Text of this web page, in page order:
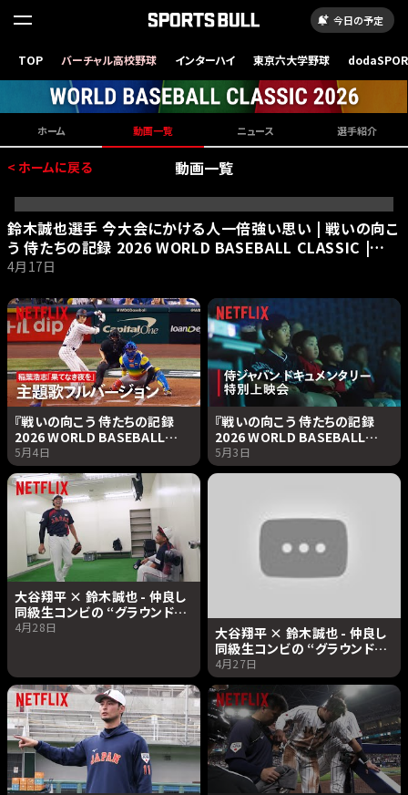
今日の予定
TOP バーチャル高校野球 インターハイ 東京六大学野球
ホーム 動画一覧 ニュース 選手紹介
< ホームに戻る 動画一覧
鈴木誠也選手 今大会にかける人一倍強い思い | 戦いの向こ
う 侍たちの記録 2026 WORLD BASEBALL CLASSIC |
Netflix Japan
4月17日
『戦いの向こう 侍たちの記録
2026 WORLD BASEBALL
CLASSIC』×稲葉浩志「果てな
き夜を」主題歌フルバージョン・
コラボPV｜Netflix Japan
5月4日
『戦いの向こう 侍たちの記録
2026 WORLD BASEBALL
CLASSIC』特別上映会の風景 |
Netflix Japan
5月3日
大谷翔平 × 鈴木誠也 - 仲良し
同級生コンビの “グラウンド外
の素顔” | 戦いの向こう 侍たち
Netflix Japan
4月28日
大谷翔平 × 鈴木誠也 - 仲良し
同級生コンビの “グラウンド外
の素顔”| 戦いの向こう 侍たち
の記録 2026 WORLD
BASEBALL CLASSIC |
Netflix Japan
4月27日